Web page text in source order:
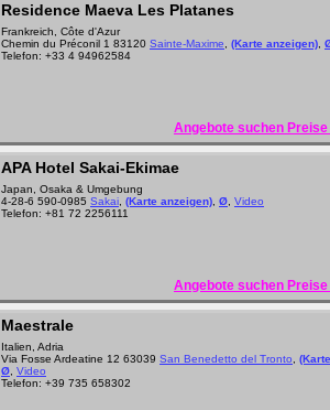
Residence Maeva Les Platanes
Frankreich, Côte d'Azur
Chemin du Préconil 1 83120 Sainte-Maxime (Karte anzeigen)
Telefon: +33 4 94962584
Angebote suchen
APA Hotel Sakai-Ekimae
Japan, Osaka & Umgebung
4-28-6 590-0985 Sakai (Karte anzeigen) Ø Video
Telefon: +81 72 2256111
Angebote suchen
Maestrale
Italien, Adria
Via Fosse Ardeatine 12 63039 San Benedetto del Tronto
Ø Video
Telefon: +39 735 658302